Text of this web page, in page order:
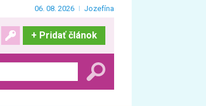
06. 08. 2026 Jozefína
+ Pridať článok